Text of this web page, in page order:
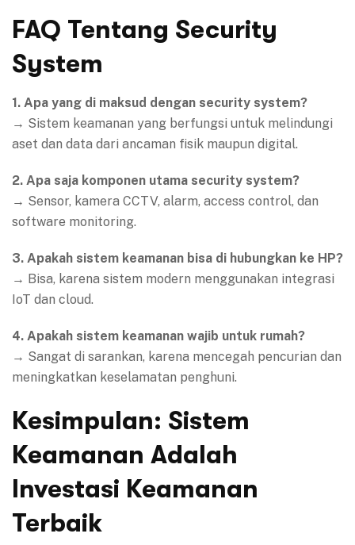
FAQ Tentang Security
System
1. Apa yang di maksud dengan security system?
→ Sistem keamanan yang berfungsi untuk melindungi
aset dan data dari ancaman fisik maupun digital.
2. Apa saja komponen utama security system?
→ Sensor, kamera CCTV, alarm, access control, dan
software monitoring.
3. Apakah sistem keamanan bisa di hubungkan ke HP?
→ Bisa, karena sistem modern menggunakan integrasi
IoT dan cloud.
4. Apakah sistem keamanan wajib untuk rumah?
→ Sangat di sarankan, karena mencegah pencurian dan
meningkatkan keselamatan penghuni.
Kesimpulan: Sistem
Keamanan Adalah
Investasi Keamanan
Terbaik